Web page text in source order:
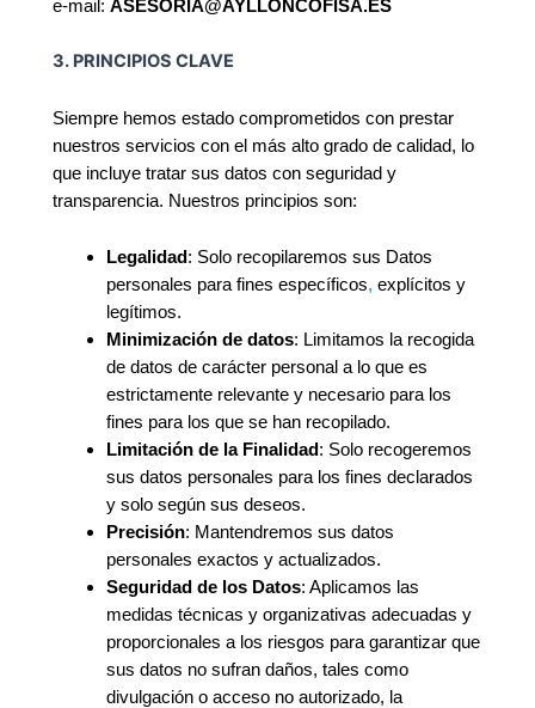
e-mail: ASESORIA@AYLLONCOFISA.ES
3. PRINCIPIOS CLAVE
Siempre hemos estado comprometidos con prestar
nuestros servicios con el más alto grado de calidad, lo
que incluye tratar sus datos con seguridad y
transparencia. Nuestros principios son:
Legalidad: Solo recopilaremos sus Datos
personales para fines específicos, explícitos y
legítimos.
Minimización de datos: Limitamos la recogida
de datos de carácter personal a lo que es
estrictamente relevante y necesario para los
fines para los que se han recopilado.
Limitación de la Finalidad: Solo recogeremos
sus datos personales para los fines declarados
y solo según sus deseos.
Precisión: Mantendremos sus datos
personales exactos y actualizados.
Seguridad de los Datos: Aplicamos las
medidas técnicas y organizativas adecuadas y
proporcionales a los riesgos para garantizar que
sus datos no sufran daños, tales como
divulgación o acceso no autorizado, la